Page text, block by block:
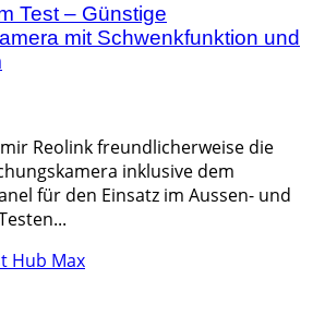
Test – Günstige
mit Schwenkfunktion und
Reolink freundlicherweise die
inklusive dem
für den Einsatz im Aussen- und